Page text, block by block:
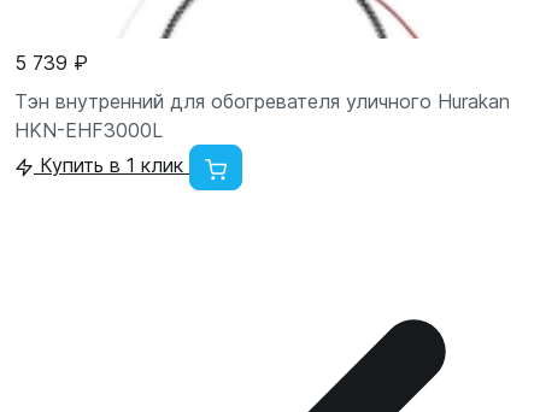
5 739 ₽
Тэн внутренний для обогревателя уличного Hurakan
HKN-EHF3000L
Купить в 1 клик